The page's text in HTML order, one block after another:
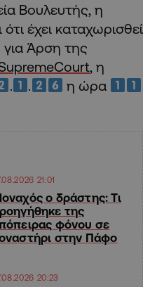
Βουλευτής, η
έχει καταχωρισθεί
για Άρση της
, η
. .
η ώρα
21:01
ο δράστης: Τι
της
φόνου σε
στην Πάφο
20:23